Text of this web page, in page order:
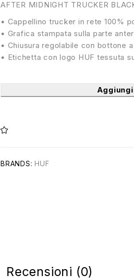
AFTER MIDNIGHT TRUCKER
• Cappellino trucker in rete 100%
• Grafica stampata sulla parte
• Chiusura regolabile con bottone
• Etichetta con logo HUF tessuta
BRANDS: HUF
Recensioni (0)